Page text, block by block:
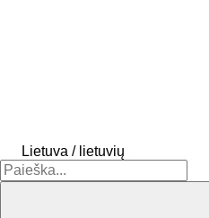
Lietuva / lietuvių